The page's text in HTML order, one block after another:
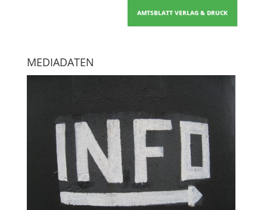
AMTSBLATT VERLAG & DRUCK
MEDIADATEN